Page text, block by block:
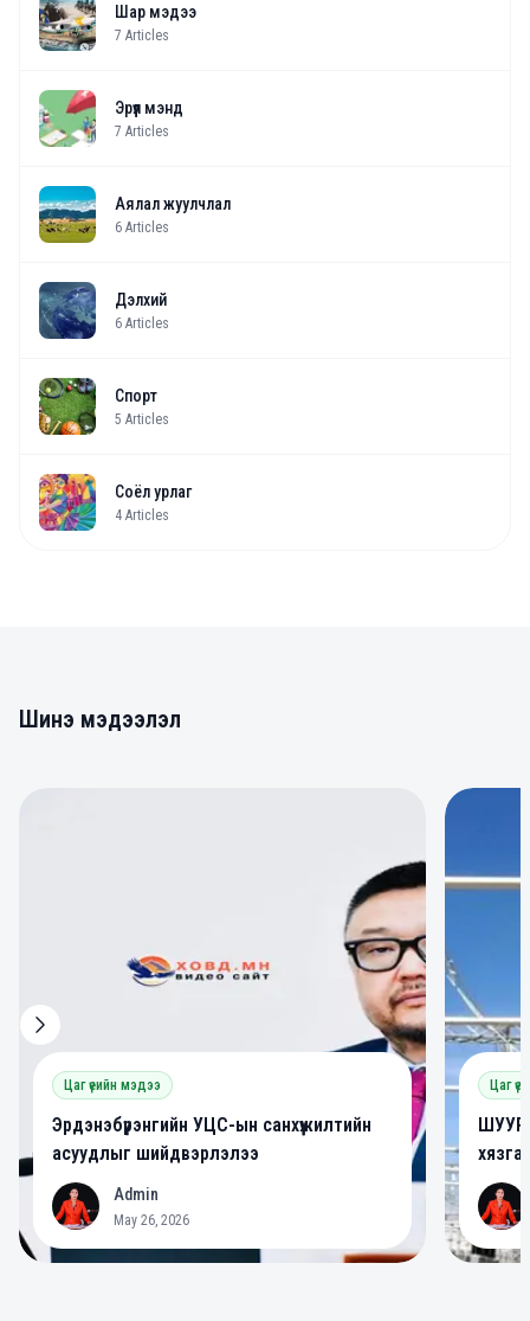
Шар мэдээ
7 Articles
Эрүүл мэнд
7 Articles
Аялал жуулчлал
6 Articles
Дэлхий
6 Articles
Спорт
5 Articles
Соёл урлаг
4 Articles
Шинэ мэдээлэл
Цаг үеийн мэдээ
Эрдэнэбүрэнгийн УЦС-ын санхүүжилтийн
асуудлыг шийдвэрлэлээ
A Admin
May 26, 2026
Цаг
A